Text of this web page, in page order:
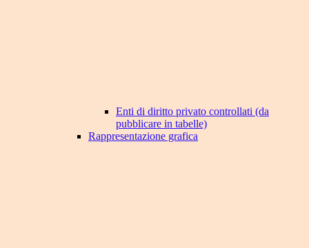
Enti di diritto privato controllati (da
pubblicare in tabelle)
Rappresentazione grafica